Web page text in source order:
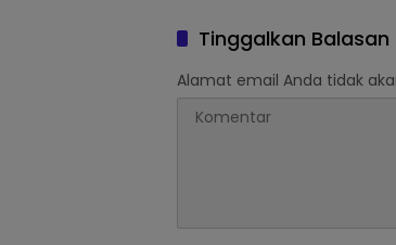
Tinggalkan Balasan
Alamat email Anda tidak